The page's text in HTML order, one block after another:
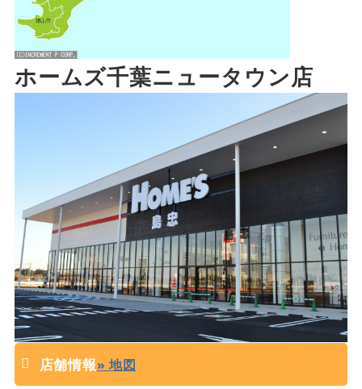
ホームズ千葉ニュータウン店
店舗情報» 地図